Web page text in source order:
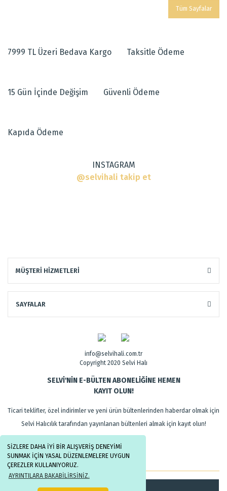
SİZLERE DAHA İYİ BİR ALIŞVERİŞ DENEYİMİ
SUNMAK İÇİN YASAL DÜZENLEMELERE UYGUN
ÇEREZLER KULLANIYORUZ.
AYRINTILARA BAKABİLİRSİNİZ.
Tüm Sayfalar
7999 TL Üzeri Bedava Kargo Taksitle Ödeme
15 Gün İçinde Değişim Güvenli Ödeme
Kapıda Ödeme
INSTAGRAM
@selvihali takip et
MÜŞTERİ HİZMETLERİ
SAYFALAR
info@selvihali.com.tr
Copyright 2020 Selvi Halı
SELVİ'NİN E-BÜLTEN ABONELİĞİNE HEMEN
KAYIT OLUN!
Ticari teklifler, özel indirimler ve yeni ürün bültenlerinden haberdar olmak için
Selvi Halıcılık tarafından yayınlanan bültenleri almak için kayıt olun!